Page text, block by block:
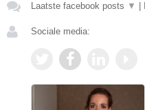
Laatste facebook posts ▼
Sociale media: